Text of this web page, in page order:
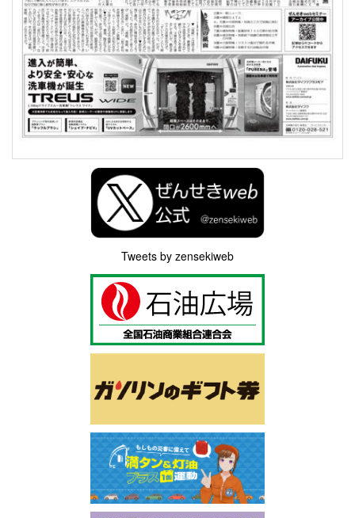
Tweets by zensekiweb